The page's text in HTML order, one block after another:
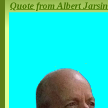
Quote from Albert Jarsin